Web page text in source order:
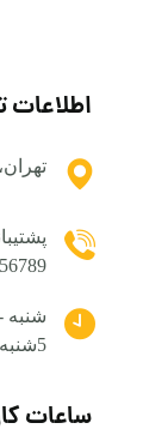
شنبه - 4 شنبه: 8.00 -
5شنبه - جمعه: 9.00 - 16.00
ساعات